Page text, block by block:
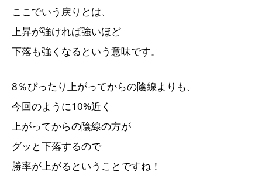
ここでいう戻りとは、
上昇が強ければ強いほど
下落も強くなるという意味です。
8％ぴったり上がってからの陰線よりも、
今回のように10%近く
上がってからの陰線の方が
グッと下落するので
勝率が上がるということですね！